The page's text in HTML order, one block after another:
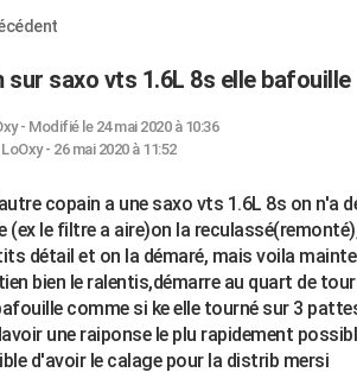
sur saxo vts 1.6L 8s elle bafouille
- Modifié le 24 mai 2020 à 10:36
LoOxy - 26 mai 2020 à 11:52
copain a une saxo vts 1.6L 8s on n'a
(ex le filtre a aire)on la
détail et on la démaré, mais voila
bien le ralentis,démarre au quart de
comme si ke elle tourné sur 3
une raiponse le plu rapidement
d'avoir le calage pour la distrib mersi